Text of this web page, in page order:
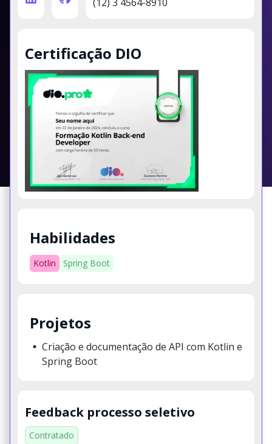
Certificação DIO
Habilidades
Kotlin Spring Boot
Projetos
Criação e documentação de API com Kotlin e
Spring Boot
Feedback processo seletivo
Contratado